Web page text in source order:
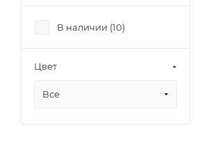
В наличии (10)
Цвет
Все